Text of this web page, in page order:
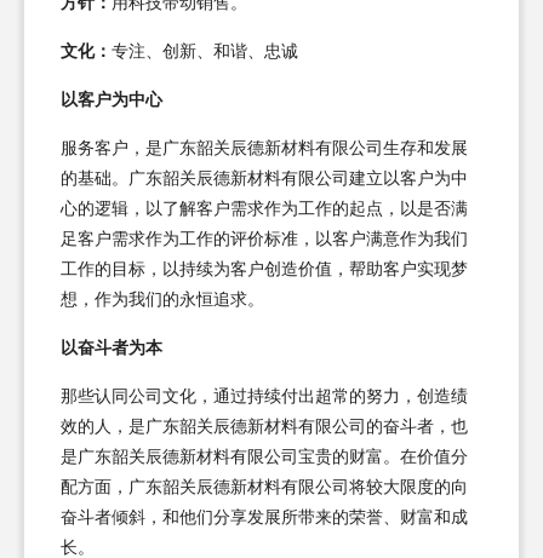
文化： 专注、创新、和谐、忠诚
以客户为中心
服务客户，是广东韶关辰德新材料有限公司生存和发展
的基础。广东韶关辰德新材料有限公司建立以客户为中
心的逻辑，以了解客户需求作为工作的起点，以是否满
足客户需求作为工作的评价标准，以客户满意作为我们
工作的目标，以持续为客户创造价值，帮助客户实现梦
想，作为我们的永恒追求。
以奋斗者为本
那些认同公司文化，通过持续付出超常的努力，创造绩
效的人，是广东韶关辰德新材料有限公司的奋斗者，也
是广东韶关辰德新材料有限公司宝贵的财富。在价值分
配方面，广东韶关辰德新材料有限公司将较大限度的向
奋斗者倾斜，和他们分享发展所带来的荣誉、财富和成
长。